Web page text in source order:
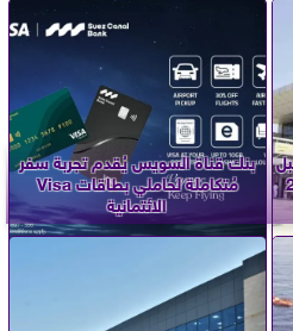
28
بنك قناة السويس يُقدم تجربة سفر
مُتكاملة لحاملي بطاقات Visa
الائتمانية